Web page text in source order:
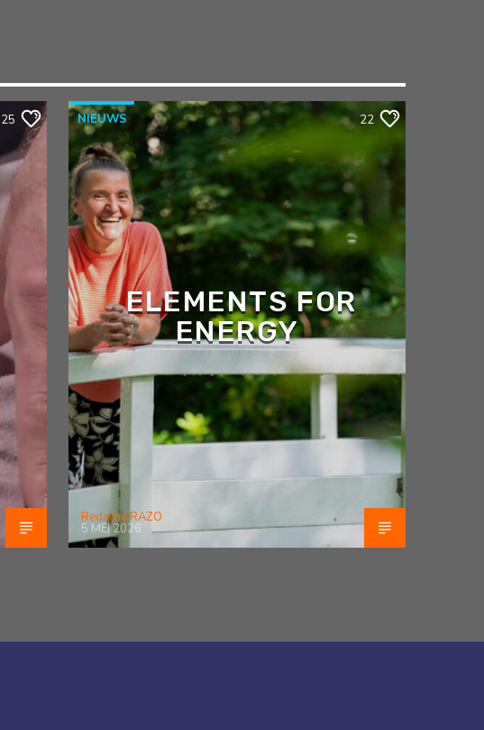
25 NIEUWS 22
ELEMENTS FOR
ENERGY
Redactie RAZO
5 MEI 2026